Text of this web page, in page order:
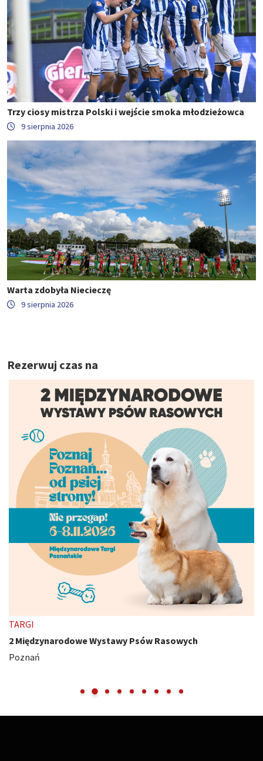
Trzy ciosy mistrza Polski i wejście smoka młodzieżowca
9 sierpnia 2026
Warta zdobyła Niecieczę
9 sierpnia 2026
Rezerwuj czas na
TARGI
2 Międzynarodowe Wystawy Psów Rasowych
Poznań